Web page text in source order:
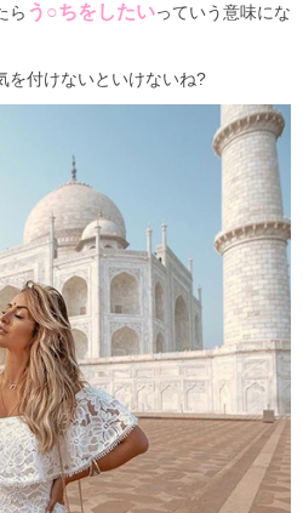
ら う ○ちをしたいっていう意味にな
を付けないといけないね?